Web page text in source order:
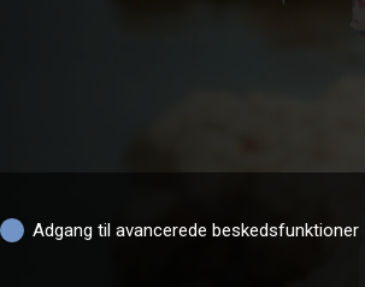
Adgang til avancerede beskedsfunktioner